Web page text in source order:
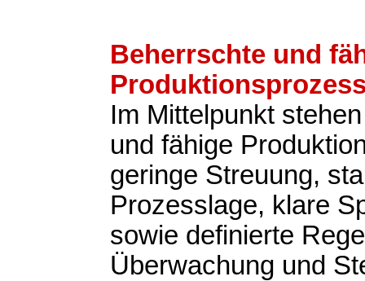
Beherrschte und
Im Mittelpunkt
und fähige
geringe Streuung,
Prozesslage, klare
sowie definierte
Überwachung und